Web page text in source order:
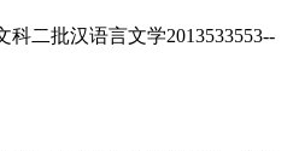
二批汉语言文学2013533553--